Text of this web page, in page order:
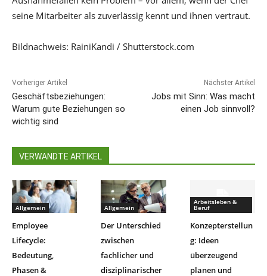
seine Mitarbeiter als zuverlässig kennt und ihnen vertraut.
Bildnachweis: RainiKandi / Shutterstock.com
Vorheriger Artikel
Geschäftsbeziehungen:
Warum gute Beziehungen so
wichtig sind
Nächster Artikel
Jobs mit Sinn: Was macht
einen Job sinnvoll?
VERWANDTE ARTIKEL
Allgemein
Employee
Lifecycle:
Bedeutung,
Phasen &
Allgemein
Der Unterschied
zwischen
fachlicher und
disziplinarischer
Arbeitsleben &
Beruf
Konzepterstellun
g: Ideen
überzeugend
planen und